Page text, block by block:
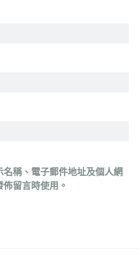
名稱、電子郵件地址及個人網
留言時使用。